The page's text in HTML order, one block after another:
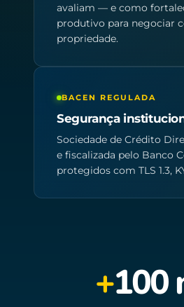
avaliam — e como
produtivo para negociar
propriedade.
BACEN REGULADA
Segurança
Sociedade de Crédito
e fiscalizada pelo Banco
protegidos com TLS 1.3,
+100